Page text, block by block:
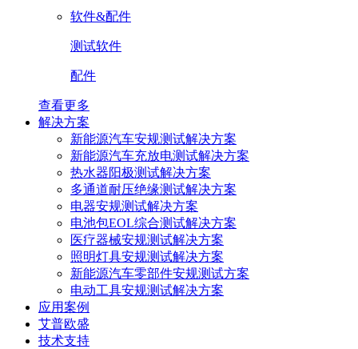
软件&配件
测试软件
配件
查看更多
解决方案
新能源汽车安规测试解决方案
新能源汽车充放电测试解决方案
热水器阳极测试解决方案
多通道耐压绝缘测试解决方案
电器安规测试解决方案
电池包EOL综合测试解决方案
医疗器械安规测试解决方案
照明灯具安规测试解决方案
新能源汽车零部件安规测试方案
电动工具安规测试解决方案
应用案例
艾普欧盛
技术支持